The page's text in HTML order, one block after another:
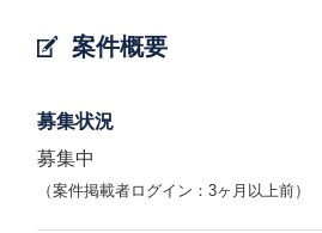
案件概要
募集状況
募集中
（案件掲載者ログイン：3ヶ月以上前）